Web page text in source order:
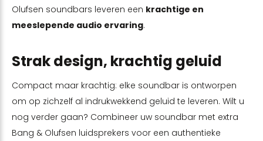
Olufsen soundbars leveren een krachtige en
meeslepende audio ervaring.
Strak design, krachtig geluid
Compact maar krachtig: elke soundbar is ontworpen
om op zichzelf al indrukwekkend geluid te leveren. Wilt u
nog verder gaan? Combineer uw soundbar met extra
Bang & Olufsen luidsprekers voor een authentieke